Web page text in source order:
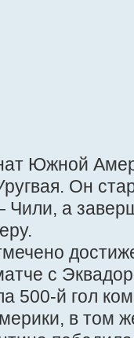
Южной
Он
Чили, а
с
500-й гол
в том